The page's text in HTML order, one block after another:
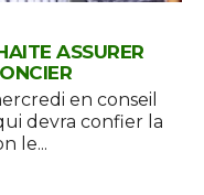
ASSURER
en conseil
devra confier la
le...